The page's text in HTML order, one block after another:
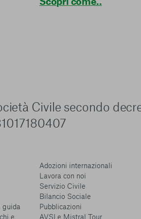
Civile secondo
guida
e
Adozioni internazionali
Lavora con noi
Servizio Civile
Bilancio Sociale
Pubblicazioni
AVSI e Mistral Tour